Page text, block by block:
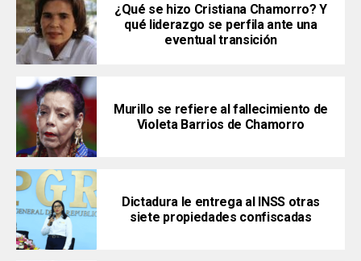
¿Qué se hizo Cristiana Chamorro? Y
qué liderazgo se perfila ante una
eventual transición
Murillo se refiere al fallecimiento de
Violeta Barrios de Chamorro
Dictadura le entrega al INSS otras
siete propiedades confiscadas